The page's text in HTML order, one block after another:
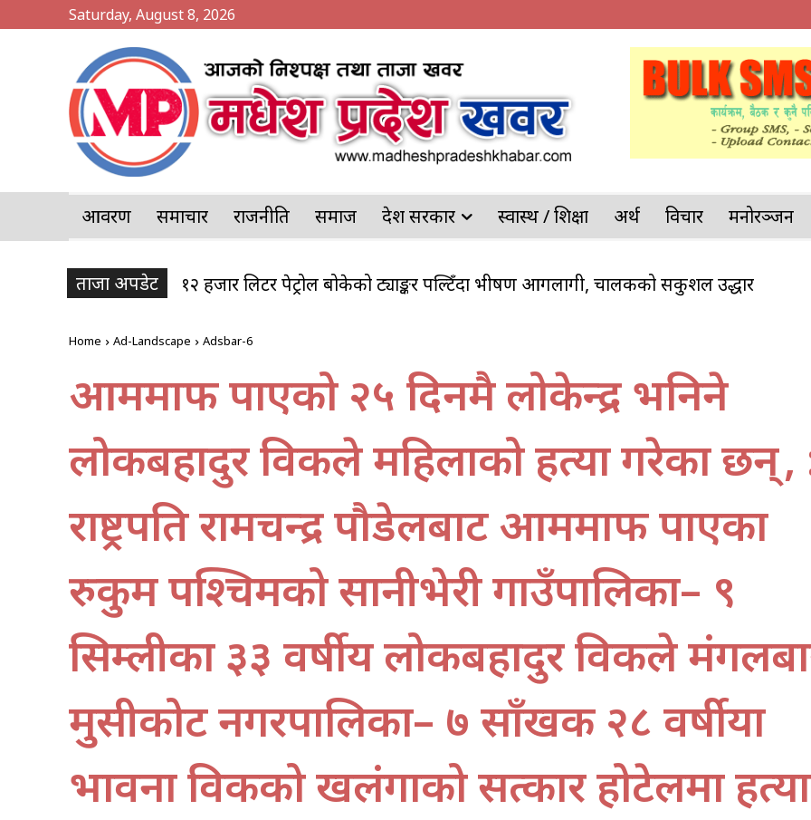
Saturday, August 8, 2026
आवरण समाचार राजनीति समाज प्रदेश सरकार स्वास्थ / शिक्षा अर्थ विचार मनोरञ्जन
ताजा अपडेट १२ हजार लिटर पेट्रोल बोकेको ट्याङ्कर पल्टिँदा भीषण आगलागी, चालकको सकुशल उद्धार
पर्सा प्रहरी प्रमुखसँग ग्रीनसिटी बिरगंजको परिचयात्मक कार्यक्रम सम्पन्न
Home Ad-Landscape Adsbar-6
आममाफी पाएको २५ दिनमै लोकेन्द्र भनिने
लोकबहादुर विकले महिलाको हत्या गरेका छन् ,
राष्ट्रपति रामचन्द्र पौडेलबाट आममाफी पाएका
रुकुम पश्चिमको सानीभेरी गाउँपालिका– ९
सिम्लीका ३३ वर्षीय लोकबहादुर विकले
मुसीकोट नगरपालिका– ७ साँखकी २८ वर्षीया
भावना विकको खलंगाको सत्कार होटेलमा हत्या